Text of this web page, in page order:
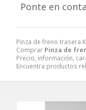
Pinza de freno trasera
Comprar Pinza de
Precio, información,
Encuentra productos
Ponte en